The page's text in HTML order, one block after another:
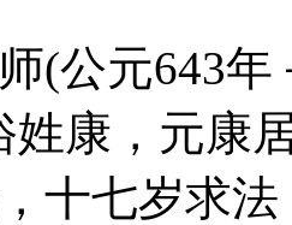
(公元643
姓康，元康
十七岁求